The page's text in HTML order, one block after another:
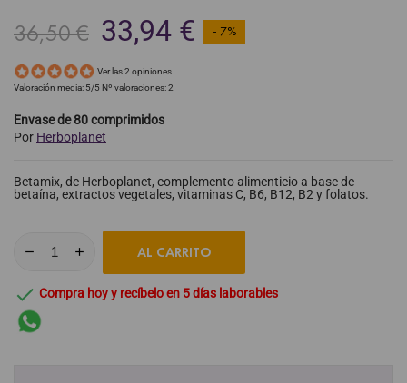
36,50 € 33,94 € - 7%
Ver las 2 opiniones
Valoración media: 5/5 Nº valoraciones:2
Envase de 80 comprimidos
Por Herboplanet
Betamix, de Herboplanet, complemento alimenticio a base de
betaína, extractos vegetales, vitaminas C, B6, B12, B2 y folatos.
AL CARRITO
 Compra hoy y recíbelo en 5 días laborables